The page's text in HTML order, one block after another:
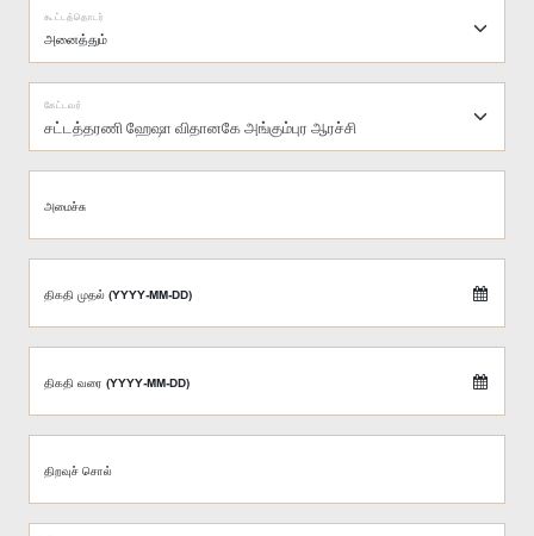
கூட்டத்தொடர்
சட்டத்தரணி ஹேஷா விதானகே அங்கும்புர ஆரச்சி
கேட்டவர்
அமைச்சு
திகதி முதல் (YYYY-MM-DD)
திகதி வரை (YYYY-MM-DD)
திறவுச் சொல்